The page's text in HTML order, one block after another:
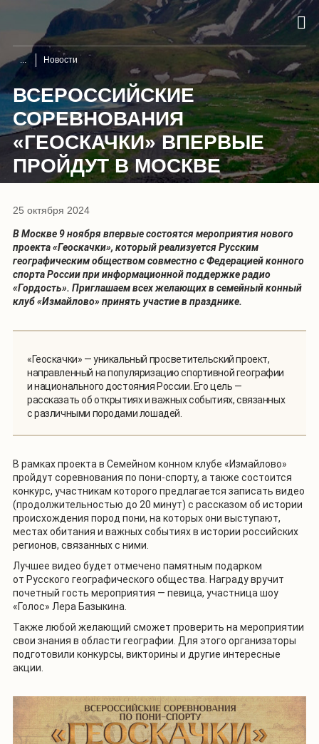
Новости
ВСЕРОССИЙСКИЕ
СОРЕВНОВАНИЯ
«ГЕОСКАЧКИ» ВПЕРВЫЕ
ПРОЙДУТ В МОСКВЕ
25 октября 2024
В Москве 9 ноября впервые состоятся мероприятия нового
проекта «Геоскачки», который реализуется Русским
географическим обществом совместно с Федерацией конного
спорта России при информационной поддержке радио
«Гордость». Приглашаем всех желающих в семейный конный
клуб «Измайлово» принять участие в празднике.
«Геоскачки» — уникальный просветительский проект,
направленный на популяризацию спортивной географии
и национального достояния России. Его цель —
рассказать об открытиях и важных событиях, связанных
с различными породами лошадей.
В рамках проекта в Семейном конном клубе «Измайлово»
пройдут соревнования по пони-спорту, а также состоится
конкурс, участникам которого предлагается записать видео
(продолжительностью до 20 минут) с рассказом об истории
происхождения пород пони, на которых они выступают,
местах обитания и важных событиях в истории российских
регионов, связанных с ними.
Лучшее видео будет отмечено памятным подарком
от Русского географического общества. Награду вручит
почетный гость мероприятия — певица, участница шоу
«Голос» Лера Базыкина.
Также любой желающий сможет проверить на мероприятии
свои знания в области географии. Для этого организаторы
подготовили конкурсы, викторины и другие интересные
акции.